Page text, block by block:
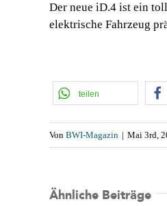
Der neue iD.4 ist ein
elektrische Fahrzeug
teilen
Von BWI-Magazin | Mai 3rd,
Ähnliche Beiträge